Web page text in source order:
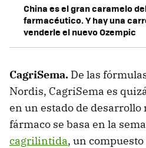
China es el gran caramelo
farmacéutico. Y hay una
venderle el nuevo Ozempic
CagriSema. De las
Nordis, CagriSema es
en un estado de desarrollo
fármaco se basa en la
cagrilintida, un